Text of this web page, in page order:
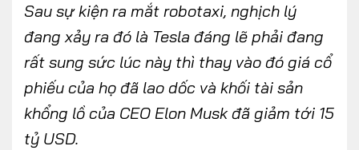
Facebook Youtube
CONTACT US
0972271616
ngocvu.vneconomy@gmail.com
Sau sự kiện ra mắt robotaxi, nghịch lý
đang xảy ra đó là Tesla đáng lẽ phải đang
rất sung sức lúc này thì thay vào đó giá cổ
phiếu của họ đã lao dốc và khối tài sản
khổng lồ của CEO Elon Musk đã giảm tới 15
tỷ USD.